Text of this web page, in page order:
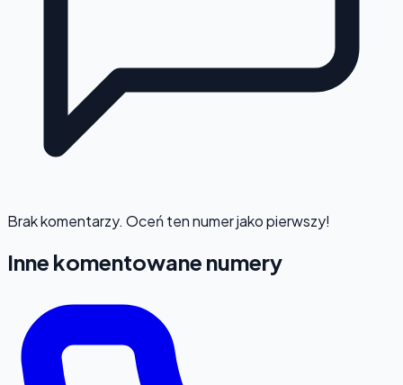
Brak komentarzy. Oceń ten numer jako pierwszy!
Inne komentowane numery